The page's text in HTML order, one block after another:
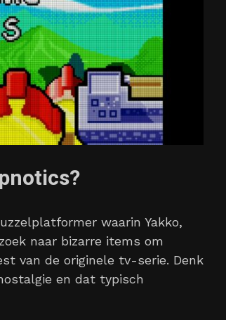
waarin Yakko,
naar bizarre items om
van de originele tv-serie. Denk
en dat typisch